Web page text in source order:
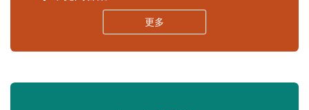
更多